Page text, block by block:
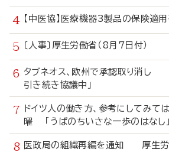
【中医協】医療機器3製品の保険適
〔人事〕厚生労働省（8月7日付）
タブネオス、欧州で承認取り消し
引き続き協議中」
ドイツ人の働き方、参考にしてみ
曜 「うぱのちいさな一歩のはなし」
医政局の組織再編を通知 厚生労